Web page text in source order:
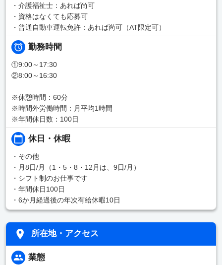
・介護福祉士：あれば尚可
・資格はなくても応募可
・普通自動車運転免許：あれば尚可（AT限定可）
勤務時間
①9:00～17:30
②8:00～16:30
※休憩時間：60分
※時間外労働時間：月平均1時間
※年間休日数：100日
休日・休暇
・その他
・月8日/月（1・5・8・12月は、9日/月）
・シフト制のお仕事です
・年間休日100日
・6か月経過後の年次有給休暇10日
所在地・アクセス
業態